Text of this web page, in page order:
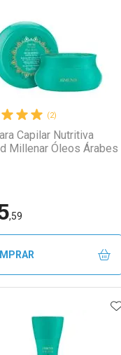
(2)
Capilar Nutritiva
Millenar Óleos Árabes
,59
Menos
FAVORITOS